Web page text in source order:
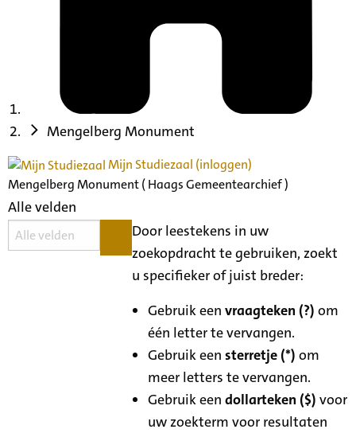
Mengelberg Monument
Mijn Studiezaal (inloggen)
Mengelberg Monument ( Haags Gemeentearchief )
Alle velden
Door leestekens in uw
zoekopdracht te gebruiken, zoekt
u specifieker of juist breder:
Gebruik eenvraagteken (?) om
één letter te vervangen.
Gebruik eensterretje (*) om
meer letters te vervangen.
Gebruik eendollarteken ($) voor
uw zoekterm voor resultaten